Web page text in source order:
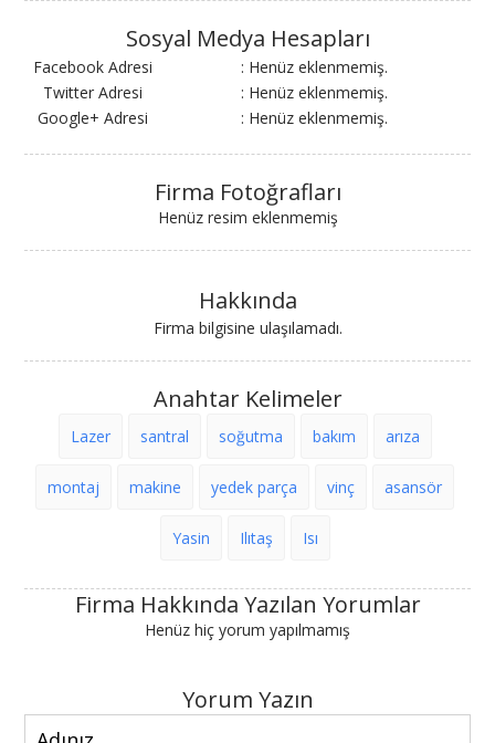
Sosyal Medya Hesapları
Facebook Adresi
: Henüz eklenmemiş.
Twitter Adresi
: Henüz eklenmemiş.
Google+ Adresi
: Henüz eklenmemiş.
Firma Fotoğrafları
Henüz resim eklenmemiş
Hakkında
Firma bilgisine ulaşılamadı.
Anahtar Kelimeler
Lazer santral soğutma bakım arıza
montaj makine yedek parça vinç asansör
Yasin Ilıtaş Isı
Firma Hakkında Yazılan Yorumlar
Henüz hiç yorum yapılmamış
Yorum Yazın